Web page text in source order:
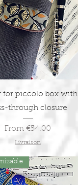
Quick View
for piccolo box with
through closure
From€54.00
Sale Price
Livraison